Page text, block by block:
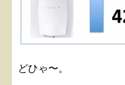
どひゃ〜。